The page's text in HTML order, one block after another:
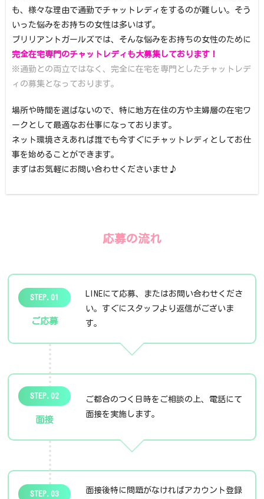
も、様々な理由で通勤でチャットレディをするのが難しい。そう
いった悩みをお持ちの女性は多いはず。
ブリリアントガールズでは、そんな悩みをお持ちの女性のために
完全在宅専門のチャットレディも大募集しております！
※通勤との両立ではなく、完全に在宅を専門としたチャットレデ
ィの募集となっております。
場所や時間を選ばないので、特に地方在住の方や主婦層の在宅ワ
ークとして最適なお仕事になっております。
ネット環境さえあれば誰でも今すぐにチャットレディとしてお仕
事を始めることができます。
まずはお気軽にお問い合わせくださいませ♪
応募の流れ
STEP.01
ご応募
LINEにて応募、またはお問い合わせくださ
い。すぐにスタッフより返信がございま
す。
STEP.02
面接
ご都合のつく日時をご相談の上、電話にて
面接を実施します。
STEP.03
面接後特に問題がなければアカウント登録